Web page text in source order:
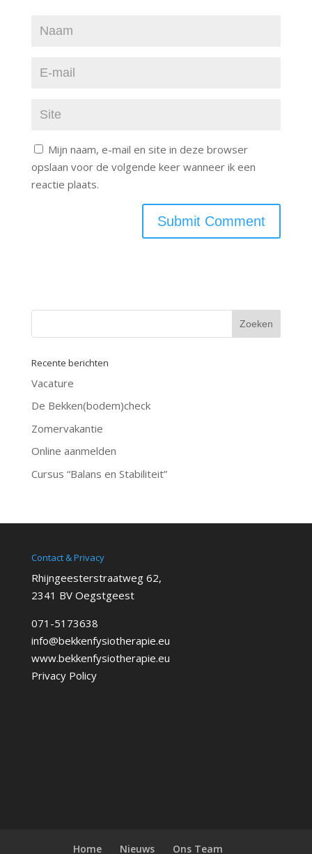
Mijn naam, e-mail en site in deze browser
opslaan voor de volgende keer wanneer ik een
reactie plaats.
Recente berichten
Vacature
De Bekken(bodem)check
Zomervakantie
Online aanmelden
Cursus “Balans en Stabiliteit”
Contact & Privacy
Rhijngeesterstraatweg 62,
2341 BV Oegstgeest
071-5173638
info@bekkenfysiotherapie.eu
www.bekkenfysiotherapie.eu
Privacy Policy
Home Nieuws Ons Team